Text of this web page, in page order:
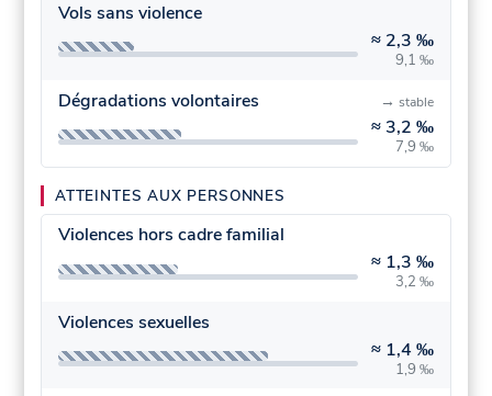
Vols sans violence
≈ 2,3 ‰
9,1 ‰
Dégradations volontaires
≈ 3,2 ‰
7,9 ‰
→ stable
ATTEINTES AUX PERSONNES
Violences hors cadre familial
≈ 1,3 ‰
3,2 ‰
Violences sexuelles
≈ 1,4 ‰
1,9 ‰